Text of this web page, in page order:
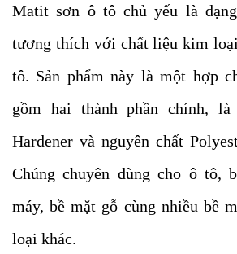
Matit sơn ô tô chủ yếu là
tương thích với chất liệu kim
tô. Sản phẩm này là một hợp
gồm hai thành phần chính,
Hardener và nguyên chất
Chúng chuyên dùng cho ô tô,
máy, bề mặt gỗ cùng nhiều bề
loại khác.